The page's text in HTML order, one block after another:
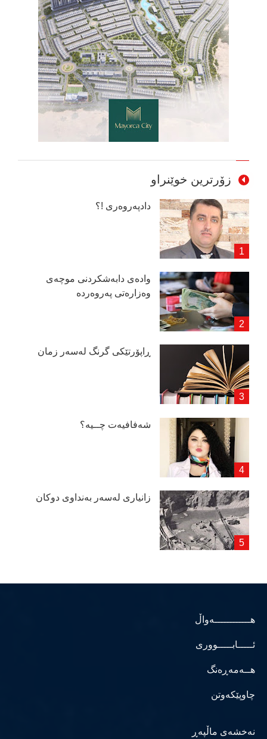
زۆرترین خوێنراو
دادپەروەری !؟
وادەی دابەشكردنی موچەی
وەزارەتی پەروەردە
ڕاپۆرتێكی گرنگ لەسەر زمان
شەفافیەت چــیە؟
زانیاری لەسەر بەنداوی دوكان
هــــــــــــەواڵ
ئـــــابـــــووری
هــەمەڕەنگ
چاوپێکەوتن
نەخشەی ماڵپەڕ